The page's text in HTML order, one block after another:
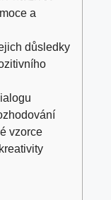
a
důsledky
vzorce